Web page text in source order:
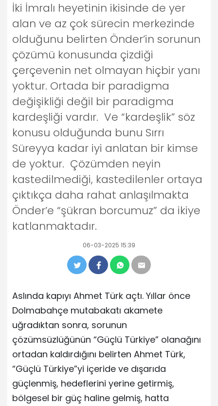
İki İmralı heyetinin ikisinde de yer
alan ve az çok sürecin merkezinde
olduğunu belirten Önder’in sorunun
çözümü konusunda çizdiği
çerçevenin net olmayan hiçbir yanı
yoktur. Ortada bir paradigma
değişikliği değil bir paradigma
kardeşliği vardır. Ve “kardeşlik” söz
konusu olduğunda bunu Sırrı
Süreyya kadar iyi anlatan bir kimse
de yoktur. Çözümden neyin
kastedilmediği, kastedilenler ortaya
çıktıkça daha rahat anlaşılmakta
Önder’e “şükran borcumuz” da ikiye
katlanmaktadır.
06-03-2025 15:39
Aslında kapıyı Ahmet Türk açtı. Yıllar önce
Dolmabahçe mutabakatı akamete
uğradıktan sonra, sorunun
çözümsüzlüğünün “Güçlü Türkiye” olanağını
ortadan kaldırdığını belirten Ahmet Türk,
“Güçlü Türkiye”yi içeride ve dışarıda
güçlenmiş, hedeflerini yerine getirmiş,
bölgesel bir güç haline gelmiş, hatta